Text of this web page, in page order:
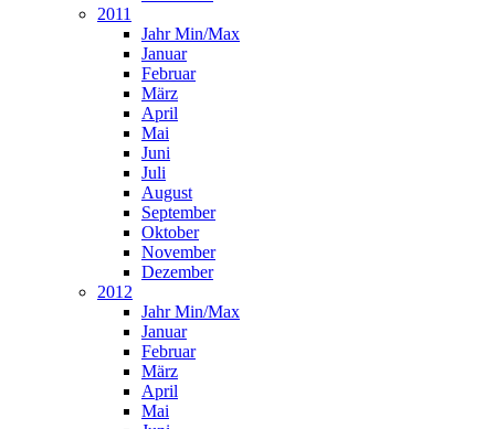
2011
Jahr Min/Max
Januar
Februar
März
April
Mai
Juni
Juli
August
September
Oktober
November
Dezember
2012
Jahr Min/Max
Januar
Februar
März
April
Mai